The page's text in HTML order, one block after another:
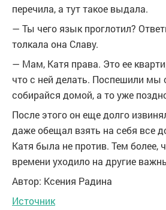
перечила, а тут такое выдала.
— Ты чего язык проглотил?
толкала она Славу.
— Мам, Катя права. Это ее
что с ней делать. Поспешили
собирайся домой, а то уже
После этого он еще долго
даже обещал взять на себя все
Катя была не против. Тем более,
времени уходило на другие
Автор: Ксения Радина
Источник